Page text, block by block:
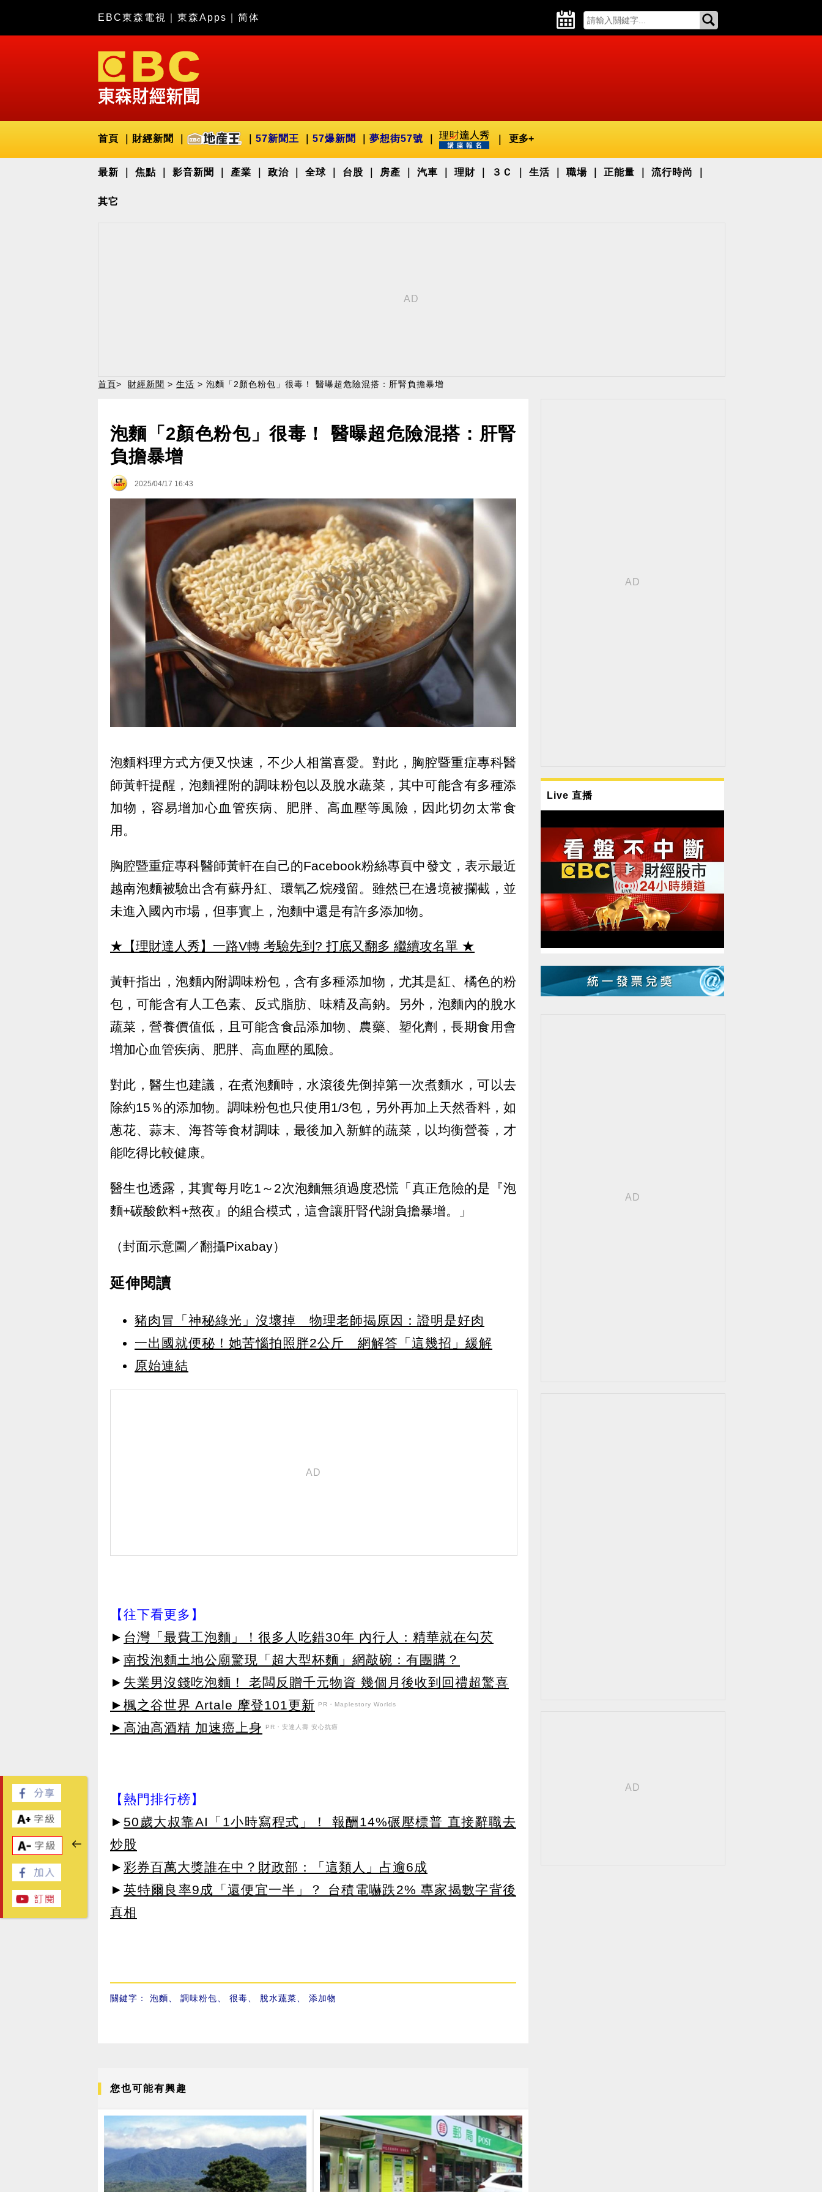
EBC東森電視 東森Apps 简体
首頁 財經新聞 57新聞王 57爆新聞 夢想街57號 更多+
最新 焦點 影音新聞 產業 政治 全球 台股 房產 汽車 理財 ３Ｃ 生活 職場 正能量 流行時尚
其它
首頁> 財經新聞 > 生活 > 泡麵「2顏色粉包」很毒！ 醫曝超危險混搭：肝腎負擔暴增
泡麵「2顏色粉包」很毒！ 醫曝超危險混搭：肝腎
負擔暴增
2025/04/17 16:43
泡麵料理方式方便又快速，不少人相當喜愛。對此，胸腔暨重症專科醫
師黃軒提醒，泡麵裡附的調味粉包以及脫水蔬菜，其中可能含有多種添
加物，容易增加心血管疾病、肥胖、高血壓等風險，因此切勿太常食
用。
胸腔暨重症專科醫師黃軒在自己的Facebook粉絲專頁中發文，表示最近
越南泡麵被驗出含有蘇丹紅、環氧乙烷殘留。雖然已在邊境被攔截，並
未進入國內巿場，但事實上，泡麵中還是有許多添加物。
★【理財達人秀】一路V轉 考驗先到? 打底又翻多 繼續攻名單 ★
黃軒指出，泡麵內附調味粉包，含有多種添加物，尤其是紅、橘色的粉
包，可能含有人工色素、反式脂肪、味精及高鈉。另外，泡麵內的脫水
蔬菜，營養價值低，且可能含食品添加物、農藥、塑化劑，長期食用會
增加心血管疾病、肥胖、高血壓的風險。
對此，醫生也建議，在煮泡麵時，水滾後先倒掉第一次煮麵水，可以去
除約15％的添加物。調味粉包也只使用1/3包，另外再加上天然香料，如
蔥花、蒜末、海苔等食材調味，最後加入新鮮的蔬菜，以均衡營養，才
能吃得比較健康。
醫生也透露，其實每月吃1～2次泡麵無須過度恐慌「真正危險的是『泡
麵+碳酸飲料+熬夜』的組合模式，這會讓肝腎代謝負擔暴增。」
（封面示意圖／翻攝Pixabay）
延伸閱讀
豬肉冒「神秘綠光」沒壞掉 物理老師揭原因：證明是好肉
一出國就便秘！她苦惱拍照胖2公斤 網解答「這幾招」緩解
原始連結
【往下看更多】
► 台灣「最費工泡麵」！很多人吃錯30年 內行人：精華就在勾芡
► 南投泡麵土地公廟驚現「超大型杯麵」網敲碗：有團購？
► 失業男沒錢吃泡麵！ 老闆反贈千元物資 幾個月後收到回禮超驚喜
►楓之谷世界 Artale 摩登101更新
PR・Maplestory Worlds
►高油高酒精 加速癌上身 PR・安達人壽 安心抗癌
【熱門排行榜】
► 50歲大叔靠AI「1小時寫程式」！ 報酬14%碾壓標普 直接辭職去
炒股
► 彩券百萬大獎誰在中？財政部：「這類人」占逾6成
► 英特爾良率9成「還便宜一半」？ 台積電嚇跌2% 專家揭數字背後
真相
關鍵字： 泡麵、 調味粉包、 很毒、 脫水蔬菜、 添加物
您也可能有興趣
Live 直播